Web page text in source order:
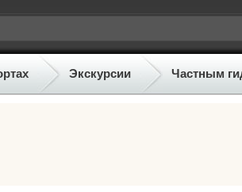
Экскурсии Частным